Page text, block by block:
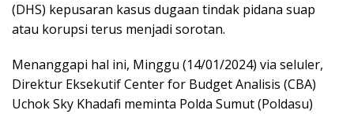
(DHS) kepusaran kasus dugaan tindak pidana suap
atau korupsi terus menjadi sorotan.
Menanggapi hal ini, Minggu (14/01/2024) via seluler,
Direktur Eksekutif Center for Budget Analisis (CBA)
Uchok Sky Khadafi meminta Polda Sumut (Poldasu)